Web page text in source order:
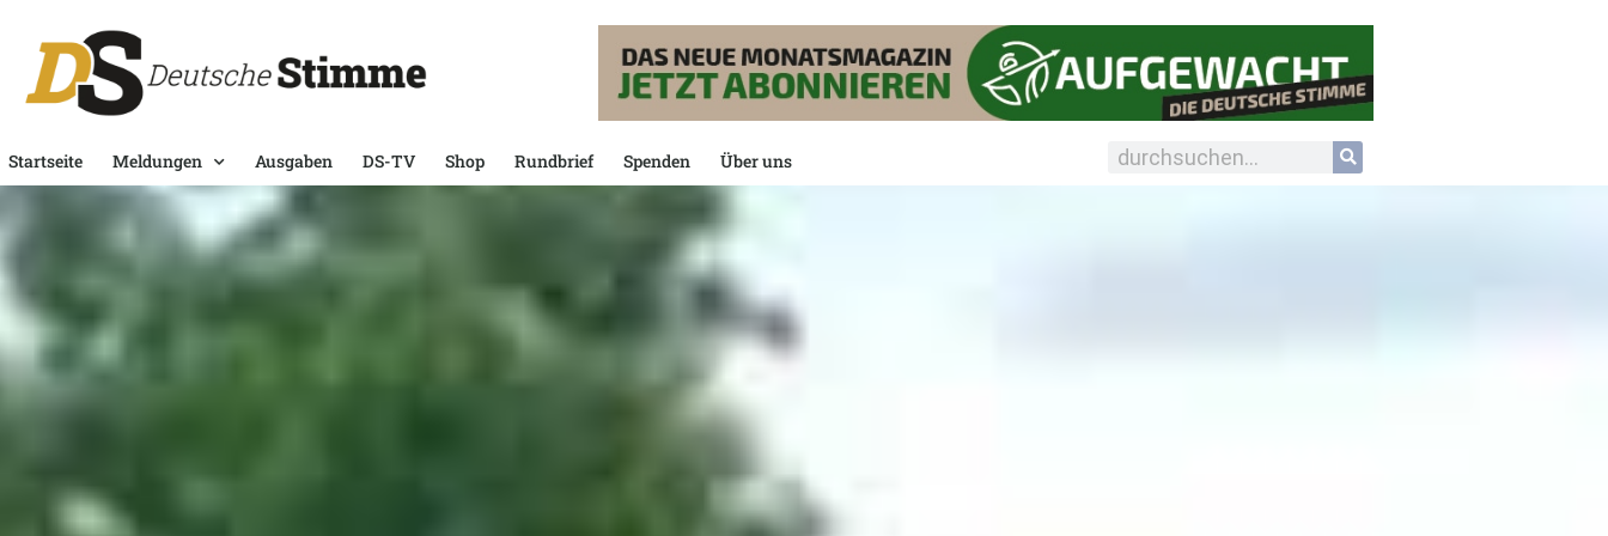
Startseite Meldungen Ausgaben DS-TV Shop Rundbrief Spenden Über uns